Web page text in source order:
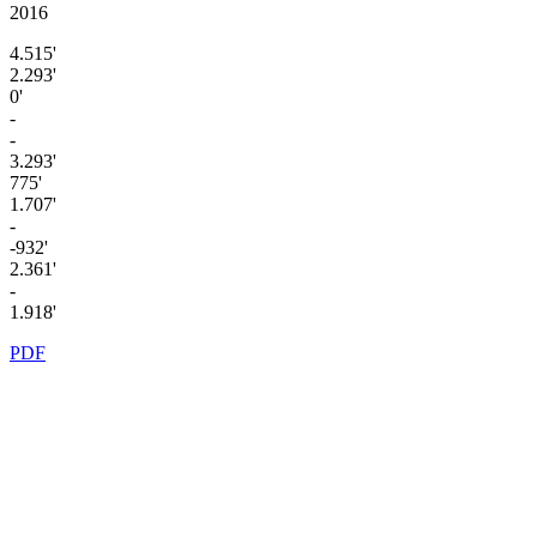
2016
4.515'
2.293'
0'
-
-
3.293'
775'
1.707'
-
-932'
2.361'
-
1.918'
PDF